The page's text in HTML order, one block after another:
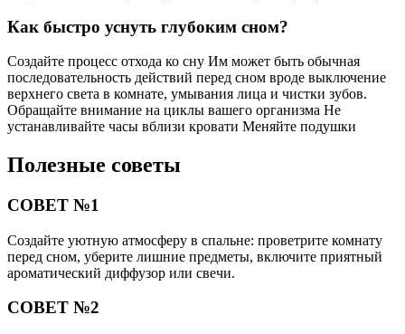
Как быстро уснуть глубоким сном?
Создайте процесс отхода ко сну Им может быть обычная
последовательность действий перед сном вроде выключение
верхнего света в комнате, умывания лица и чистки зубов.
Обращайте внимание на циклы вашего организма Не
устанавливайте часы вблизи кровати Меняйте подушки
Полезные советы
СОВЕТ №1
Создайте уютную атмосферу в спальне: проветрите комнату
перед сном, уберите лишние предметы, включите приятный
ароматический диффузор или свечи.
СОВЕТ №2